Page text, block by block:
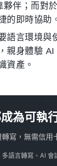
伴；而對
的即時協助
語言環境與
親身體驗 AI
資產。
為可執
寫，無需信用
語言轉寫、AI 會